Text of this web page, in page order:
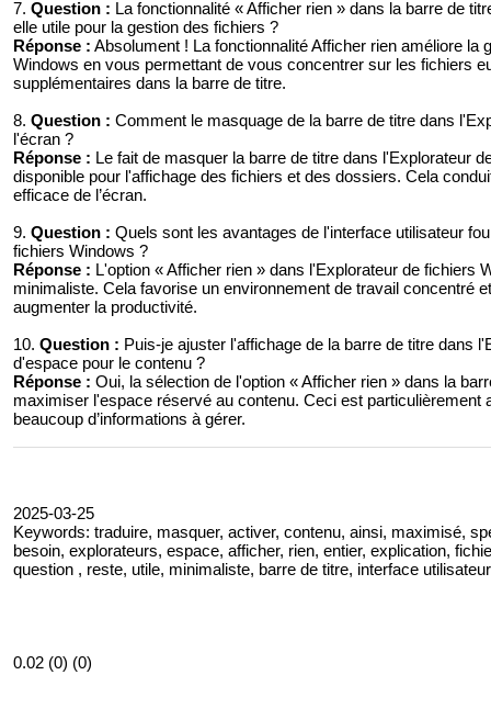
7. Question : La fonctionnalité « Afficher rien » dans la barre de
elle utile pour la gestion des fichiers ?
Réponse : Absolument ! La fonctionnalité Afficher rien améliore
Windows en vous permettant de vous concentrer sur les fichiers
supplémentaires dans la barre de titre.
8. Question : Comment le masquage de la barre de titre dans
l'écran ?
Réponse : Le fait de masquer la barre de titre dans l'Explorateur
disponible pour l'affichage des fichiers et des dossiers. Cela
efficace de l’écran.
9. Question : Quels sont les avantages de l'interface utilisateur
fichiers Windows ?
Réponse : L'option « Afficher rien » dans l'Explorateur de fichiers
minimaliste. Cela favorise un environnement de travail concentré
augmenter la productivité.
10. Question : Puis-je ajuster l'affichage de la barre de titre dans
d'espace pour le contenu ?
Réponse : Oui, la sélection de l'option « Afficher rien » dans la
maximiser l'espace réservé au contenu. Ceci est
beaucoup d’informations à gérer.
2025-03-25
Keywords: traduire, masquer, activer, contenu, ainsi, maximisé,
besoin, explorateurs, espace, afficher, rien, entier, explication,
question , reste, utile, minimaliste, barre de titre, interface
0.02 (0) (0)